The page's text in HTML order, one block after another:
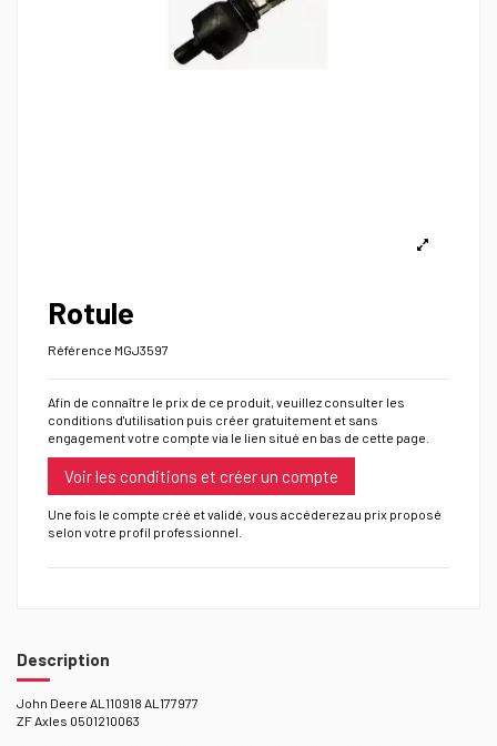
Rotule
Référence MGJ3597
Afin de connaître le prix de ce produit, veuillez consulter les
conditions d'utilisation puis créer gratuitement et sans
engagement votre compte via le lien situé en bas de cette page.
Voir les conditions et créer un compte
Une fois le compte créé et validé, vous accéderez au prix proposé
selon votre profil professionnel.
Description
John Deere AL110918 AL177977
ZF Axles 0501210063